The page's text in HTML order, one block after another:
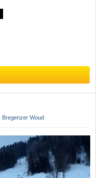
Bregenzer Woud